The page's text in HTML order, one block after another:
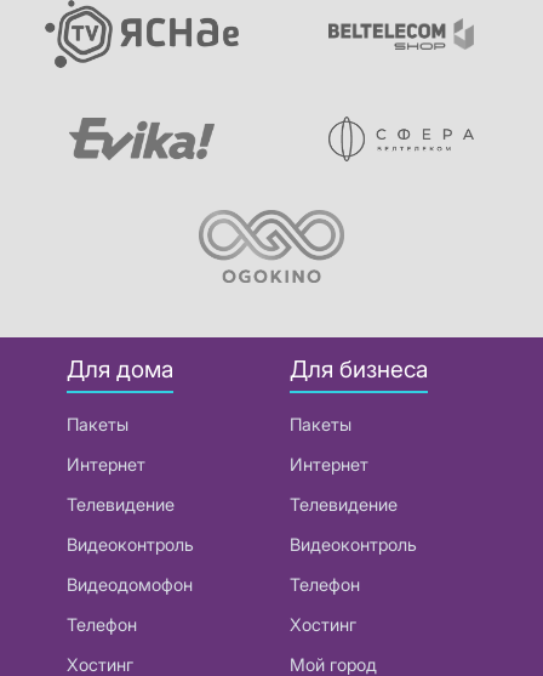
Для дома
Пакеты
Интернет
Телевидение
Видеоконтроль
Видеодомофон
Телефон
Хостинг
Для бизнеса
Пакеты
Интернет
Телевидение
Видеоконтроль
Телефон
Хостинг
Мой город